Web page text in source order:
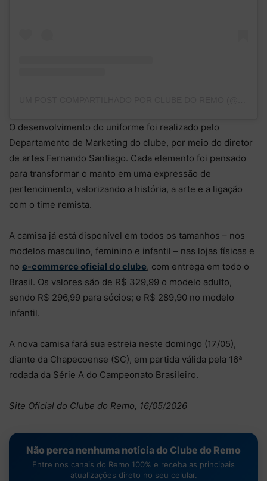
O desenvolvimento do uniforme foi realizado pelo
Departamento de Marketing do clube, por meio do diretor
de artes Fernando Santiago. Cada elemento foi pensado
para transformar o manto em uma expressão de
pertencimento, valorizando a história, a arte e a ligação
com o time remista.
A camisa já está disponível em todos os tamanhos – nos
modelos masculino, feminino e infantil – nas lojas físicas e
no e-commerce oficial do clube, com entrega em todo o
Brasil. Os valores são de R$ 329,99 o modelo adulto,
sendo R$ 296,99 para sócios; e R$ 289,90 no modelo
infantil.
A nova camisa fará sua estreia neste domingo (17/05),
diante da Chapecoense (SC), em partida válida pela 16ª
rodada da Série A do Campeonato Brasileiro.
Site Oficial do Clube do Remo, 16/05/2026
Não perca nenhuma notícia do Clube do Remo
Entre nos canais do Remo 100% e receba as principais
atualizações direto no seu celular.